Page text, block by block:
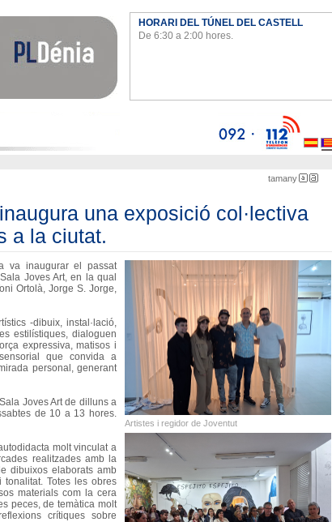
HORARI DEL TÚNEL DEL CASTELL
De 6:30 a 2:00 hores.
tamany
una exposició col·lectiva
a la ciutat.
Artistes i regidor de Joventut
va inaugurar el passat
Joves Art, en la qual
Ortolà, Jorge S. Jorge,
-dibuix, instal·lació,
estilístiques, dialoguen
expressiva, matisos i
que convida a
personal, generant
Joves Art de dilluns a
de 10 a 13 hores.
molt vinculat a
realitzades amb la
dibuixos elaborats amb
Totes les obres
materials com la cera
peces, de temàtica molt
crítiques sobre